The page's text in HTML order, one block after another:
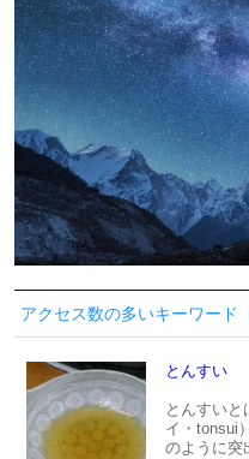
アクセス数の多いキーワード
とんすい
とんすいと
イ・tonsui
のように突